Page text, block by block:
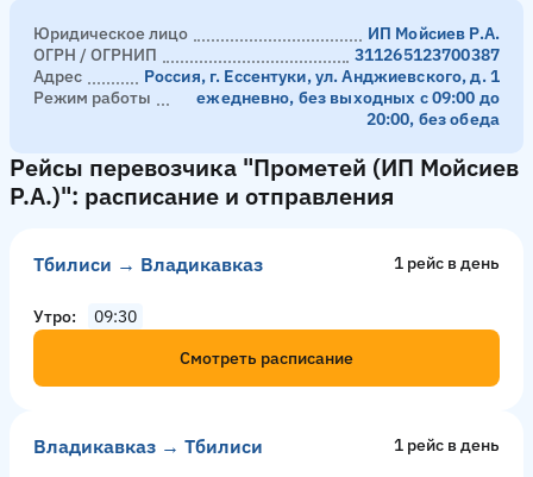
Юридическое лицо
ИП Мойсиев Р.А.
ОГРН / ОГРНИП
311265123700387
Адрес
Россия, г. Ессентуки, ул. Анджиевского, д. 1
Режим работы
ежедневно, без выходных с 09:00 до
20:00, без обеда
Рейсы перевозчика "Прометей (ИП Мойсиев
Р.А.)": расписание и отправления
Тбилиси → Владикавказ 1 рейс в день
Утро
09:30
Смотреть расписание
Владикавказ → Тбилиси 1 рейс в день